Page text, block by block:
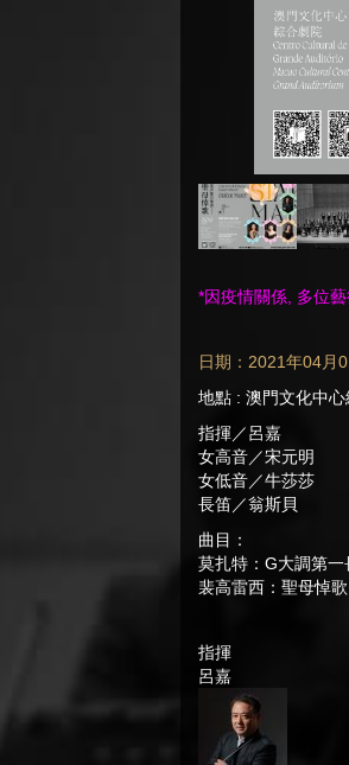
*因疫情關係, 多位
日期：2021年04月
地點 : 澳門文化中
指揮／呂嘉
女高音／宋元明
女低音／牛莎莎
長笛／翁斯貝
曲目：
莫扎特：G大調第
裴高雷西：聖母悼歌
指揮
呂嘉